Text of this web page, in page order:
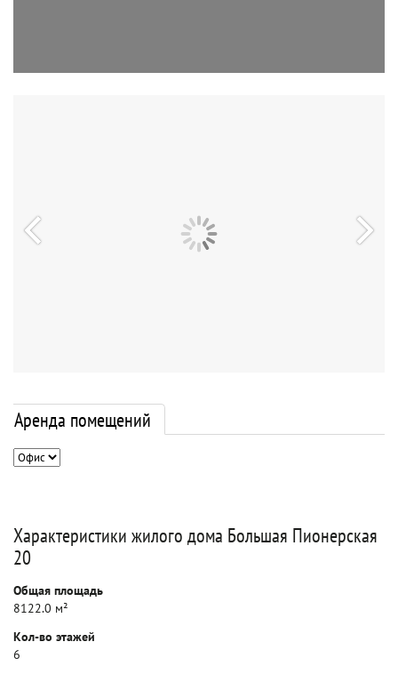
Аренда помещений
Характеристики жилого дома Большая Пионерская
20
Общая площадь
8122.0 м²
Кол-во этажей
6